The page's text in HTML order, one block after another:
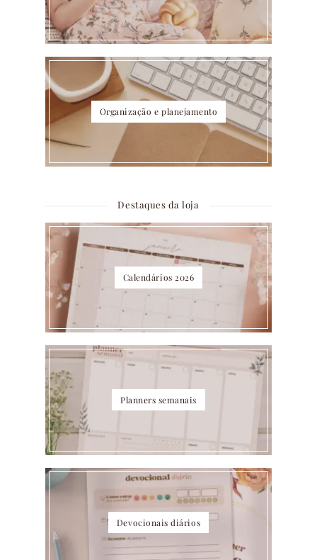
Organização e planejamento
Destaques da loja
Calendários 2026
Planners semanais
Devocionais diários